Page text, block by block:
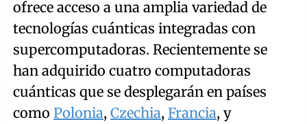
ofrece acceso a una amplia variedad de
tecnologías cuánticas integradas con
supercomputadoras. Recientemente se
han adquirido cuatro computadoras
cuánticas que se desplegarán en países
como Polonia, Czechia, Francia, y